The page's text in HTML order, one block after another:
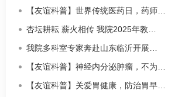
【友谊科普】世界传统医药日，药师…
杏坛耕耘 薪火相传 我院2025年教…
我院多科室专家奔赴山东临沂开展…
【友谊科普】神经内分泌肿瘤，不为…
【友谊科普】关爱胃健康，防治胃早…